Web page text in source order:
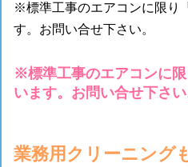
※標準工事のエアコンに限り
す。お問い合せ下さい。
※標準工事のエアコンに
います。お問い合せ下さい
業務用クリーニング